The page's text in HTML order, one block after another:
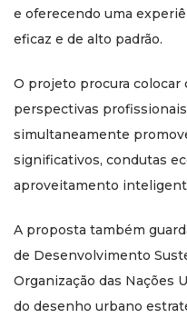
e oferecendo uma
eficaz e de alto padrão.
O projeto procura
perspectivas
simultaneamente
significativos, condutas
aproveitamento
A proposta também
de Desenvolvimento
Organização das Nações
do desenho urbano